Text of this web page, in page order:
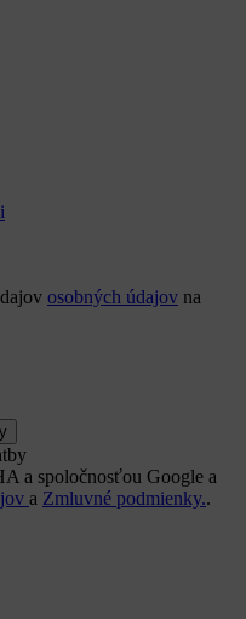
osobných údajov na
a spoločnosťou Google a
a Zmluvné podmienky..